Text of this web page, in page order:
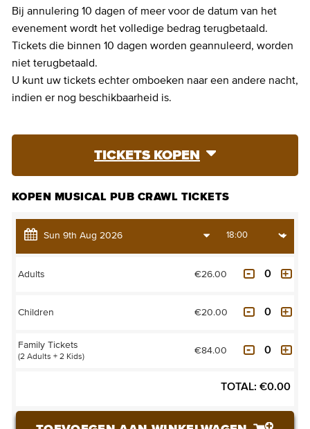
Bij annulering 10 dagen of meer voor de datum van het
evenement wordt het volledige bedrag terugbetaald.
Tickets die binnen 10 dagen worden geannuleerd, worden
niet terugbetaald.
U kunt uw tickets echter omboeken naar een andere nacht,
indien er nog beschikbaarheid is.
TICKETS KOPEN
KOPEN MUSICAL PUB CRAWL TICKETS
Adults €26.00
Children €20.00
Family Tickets
(2 Adults + 2 Kids)
€84.00
TOTAL: €0.00